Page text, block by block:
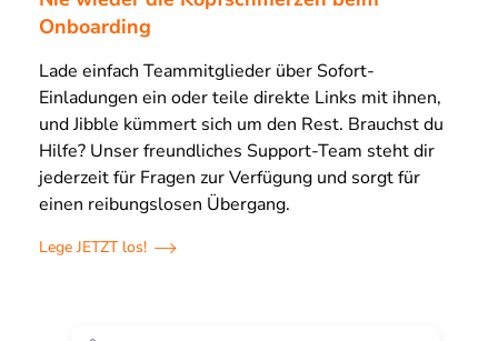
Onboarding
Lade einfach Teammitglieder über Sofort-
Einladungen ein oder teile direkte Links mit ihnen,
und Jibble kümmert sich um den Rest. Brauchst du
Hilfe? Unser freundliches Support-Team steht dir
jederzeit für Fragen zur Verfügung und sorgt für
einen reibungslosen Übergang.
Lege JETZT los!